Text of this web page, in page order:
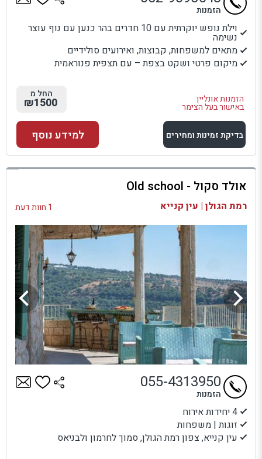
וילת נופש יוקרתית עם 10 חדרים בהר כנען עם נוף עוצר
נשימה
מתאים למשפחות, קבוצות, ואירועים סולידיים
מיקום פרטי ושקט בצפת – עם תצפית פנוראמית
הזמנות אונליין
באישור בעל הצימר
הזמנות
החל מ
₪1500
בדיקת זמינות ומחירים
למתחם זה
בדיקת זמינות ומחירים
למידע נוסף
אולד סקול - Old school
רמת הגולן | עין קנייא 1 חוות דעת
4 יחידות אירוח
זוגות | משפחות
עין קנייא, צפון רמת הגולן, סמוך לחרמון ולבניאס
055-4313950
הזמנות